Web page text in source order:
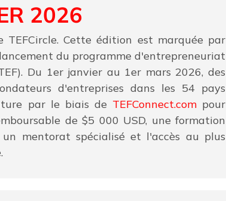
2026
Cette édition est marquée par
du programme d'entrepreneuriat
Du 1er janvier au 1er mars 2026, des
d'entreprises dans les 54 pays
par le biais de TEFConnect.compour
de $5 000 USD, une formation
mentorat spécialisé et l'accès au plus